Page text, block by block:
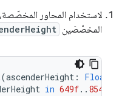
لاستخدام المحاور
المخصّصَين
(ascenderHeight : Float
in 649f.. 854f